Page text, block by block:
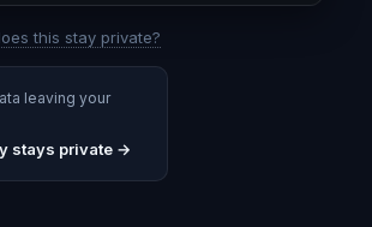
this stay private?
leaving your
stays private →